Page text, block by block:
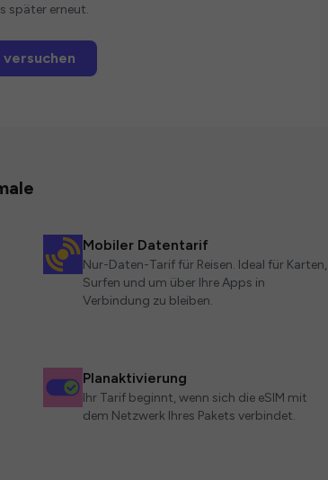
später erneut.
Mobiler Datentarif
Nur-Daten-Tarif für Reisen. Ideal für Karten,
Surfen und um über Ihre Apps in
Verbindung zu bleiben.
Planaktivierung
Ihr Tarif beginnt, wenn sich die eSIM mit
dem Netzwerk Ihres Pakets verbindet.